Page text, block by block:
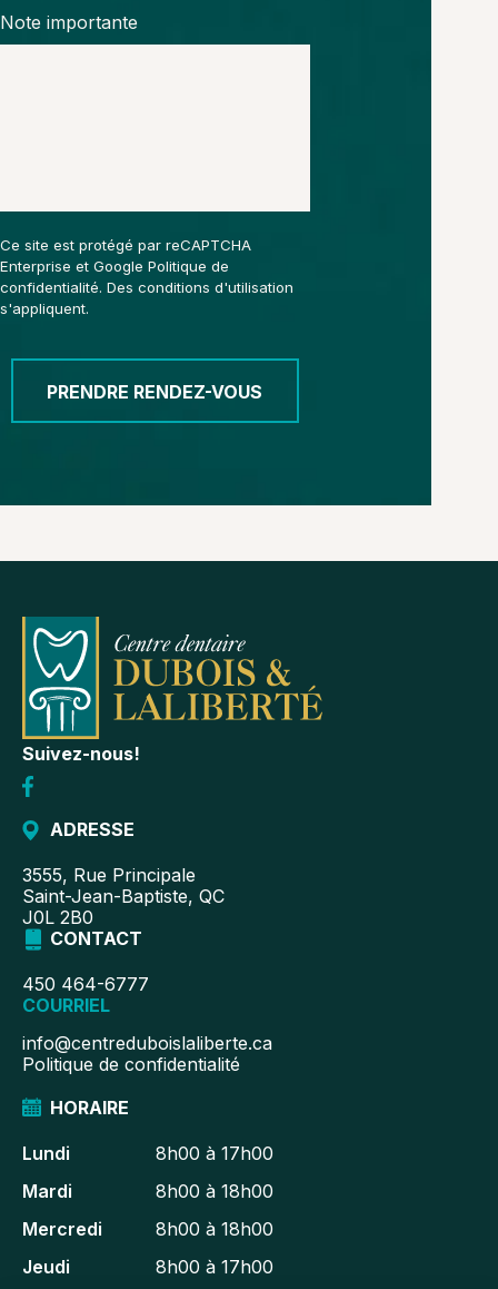
Note importante
Ce site est protégé par reCAPTCHA
Enterprise et Google Politique de
confidentialité. Des conditions d'utilisation
s'appliquent.
PRENDRE RENDEZ-VOUS
Suivez-nous!
ADRESSE
3555, Rue Principale
Saint-Jean-Baptiste, QC
J0L 2B0
CONTACT
450 464-6777
COURRIEL
info@centreduboislaliberte.ca
Politique de confidentialité
HORAIRE
Lundi
8h00 à 17h00
Mardi
8h00 à 18h00
Mercredi
8h00 à 18h00
Jeudi
8h00 à 17h00